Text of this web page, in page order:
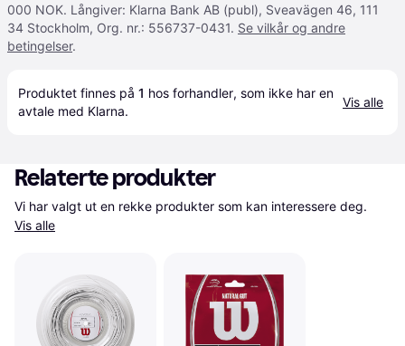
000 NOK. Långiver: Klarna Bank AB (publ), Sveavägen 46, 111
34 Stockholm, Org. nr.: 556737-0431. Se vilkår og andre
betingelser.
Produktet finnes på 1 hos forhandler, som ikke har en
avtale med Klarna.
Vis alle
Relaterte produkter
Vis alle